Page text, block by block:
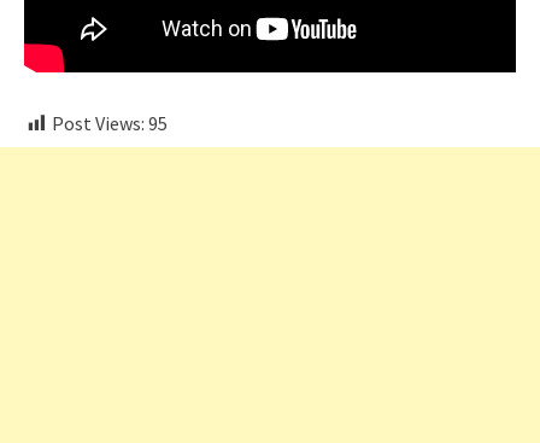
Post Views: 95